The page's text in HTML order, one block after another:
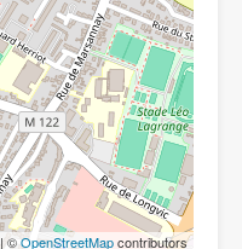
| ©OpenStreetMapcontributors